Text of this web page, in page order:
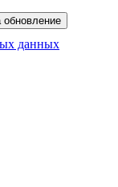
обновление
данных